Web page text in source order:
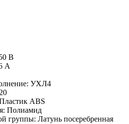
В
А
УХЛ4
ABS
Полиамид
группы: Латунь посеребренная